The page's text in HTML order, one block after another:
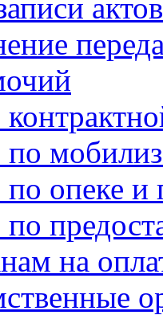
по
опеке и
по
на